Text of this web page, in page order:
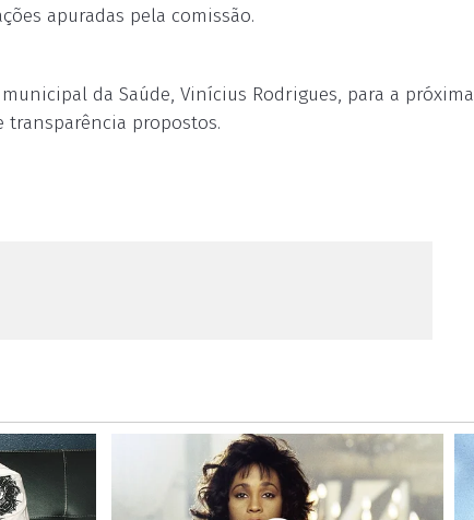
apuradas pela comissão.
da Saúde, Vinícius Rodrigues, para a próxima
transparência propostos.